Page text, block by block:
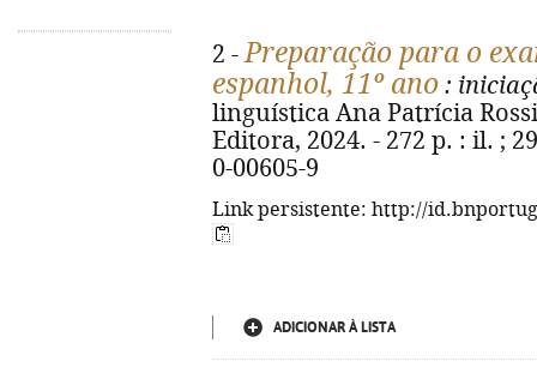
2 -Preparação para o
espanhol, 11º ano :
linguística Ana Patrícia
Editora, 2024. - 272 p. : il. ;
0-00605-9
Link persistente: http://
ADICIONAR À LISTA